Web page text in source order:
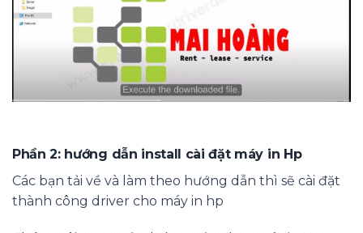
Phần 2: hướng dẫn install cài đặt máy in Hp
Các bạn tải về và làm theo hướng dẫn thì sẽ cài đặt
thành công driver cho máy in hp